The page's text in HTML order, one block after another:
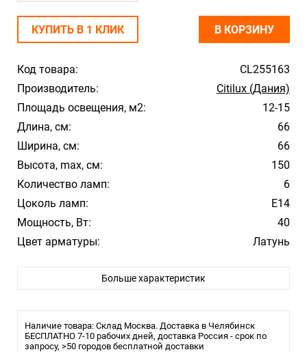
Код товара:
CL255163
Производитель:
Citilux (Дания)
Площадь освещения, м2:
12-15
Длина, см:
66
Ширина, см:
66
Высота, max, см:
150
Количество ламп:
6
Цоколь ламп:
Е14
Мощность, Вт:
40
Цвет арматуры:
Латунь
Больше характеристик
Наличие товара: Склад Москва. Доставка в Челябинск
БЕСПЛАТНО 7-10 рабочих дней, доставка Россия - срок по
запросу, >50 городов бесплатной доставки
КУПИТЬ В 1 КЛИК В КОРЗИНУ